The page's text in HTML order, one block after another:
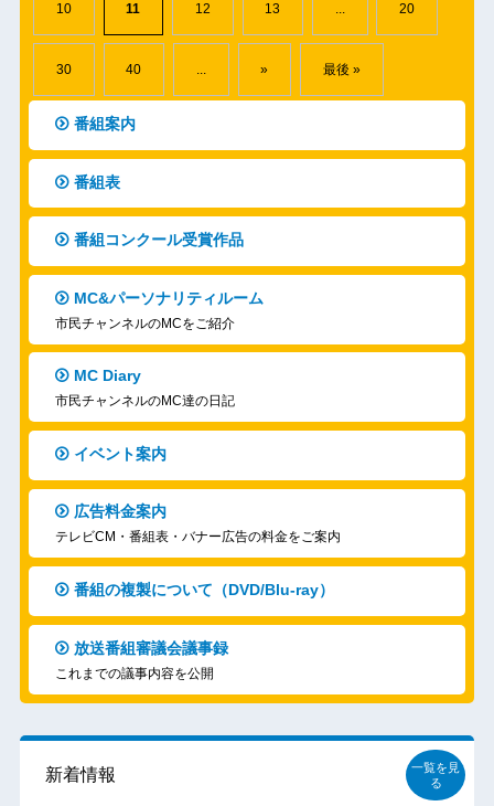
10 11 12 13 20
30 40 ... » 最後 »
番組案内
番組表
番組コンクール受賞作品
MC&パーソナリティルーム
市民チャンネルのMCをご紹介
MC Diary
市民チャンネルのMC達の日記
イベント案内
広告料金案内
テレビCM・番組表・バナー広告の料金をご案内
番組の複製について（DVD/Blu-ray）
放送番組審議会議事録
これまでの議事内容を公開
新着情報
一覧を見
る